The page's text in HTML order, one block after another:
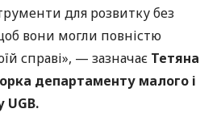
для розвитку без
вони могли повністю
справі», — зазначає Тетяна
департаменту малого і
UGB.